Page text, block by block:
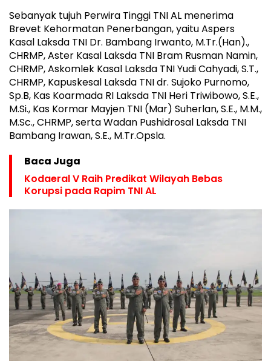
Sebanyak tujuh Perwira Tinggi TNI AL menerima
Brevet Kehormatan Penerbangan, yaitu Aspers
Kasal Laksda TNI Dr. Bambang Irwanto, M.Tr.(Han).,
CHRMP, Aster Kasal Laksda TNI Bram Rusman Namin,
CHRMP, Askomlek Kasal Laksda TNI Yudi Cahyadi, S.T.,
CHRMP, Kapuskesal Laksda TNI dr. Sujoko Purnomo,
Sp.B, Kas Koarmada RI Laksda TNI Heri Triwibowo, S.E.,
M.Si., Kas Kormar Mayjen TNI (Mar) Suherlan, S.E., M.M.,
M.Sc., CHRMP, serta Wadan Pushidrosal Laksda TNI
Bambang Irawan, S.E., M.Tr.Opsla.
Baca Juga
Kodaeral V Raih Predikat Wilayah Bebas
Korupsi pada Rapim TNI AL